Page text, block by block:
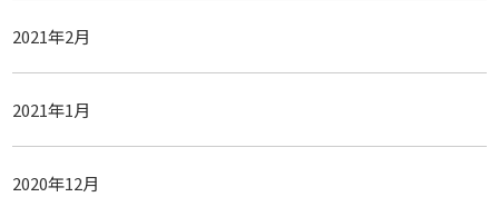
2021年2月
2021年1月
2020年12月